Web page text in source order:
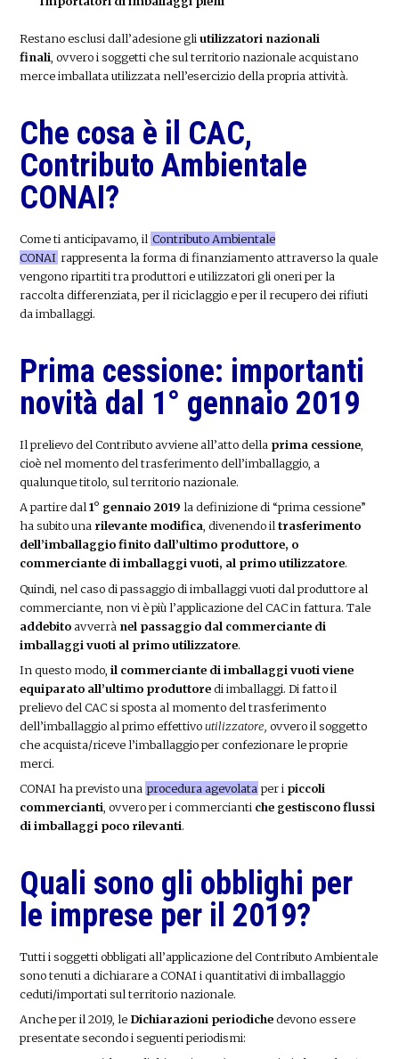
Restano esclusi dall’adesione gliutilizzatori nazionali
finali , ovvero i soggetti che sul territorio nazionale acquistano
merce imballata utilizzata nell’esercizio della propria attività.
Che cosa è il CAC,
Contributo Ambientale
CONAI?
Come ti anticipavamo, il Contributo Ambientale
CONAI rappresenta la forma di finanziamento attraverso la quale
vengono ripartiti tra produttori e utilizzatori gli oneri per la
raccolta differenziata, per il riciclaggio e per il recupero dei rifiuti
da imballaggi.
Prima cessione: importanti
novità dal 1° gennaio 2019
Il prelievo del Contributo avviene all’atto della prima cessione
cioè nel momento del trasferimento dell’imballaggio, a
qualunque titolo, sul territorio nazionale.
A partire dal1° gennaio 2019 la definizione di “prima cessione”
ha subito una rilevante modifica, divenendo iltrasferimento
dell’imballaggio finito dall’ultimo produttore, o
commerciante di imballaggi vuoti, al primo utilizzatore.
Quindi, nel caso di passaggio di imballaggi vuoti dal produttore al
commerciante, non vi è più l’applicazione del CAC in fattura. Tale
addebitoavverrà nel passaggio dal commerciante di
imballaggi vuoti al primo utilizzatore.
In questo modo,il commerciante di imballaggi vuoti viene
equiparato all’ultimo produttoredi imballaggi. Di fatto il
prelievo del CAC si sposta al momento del trasferimento
dell’imballaggio al primo effettivoutilizzatore,ovvero il soggetto
che acquista/riceve l’imballaggio per confezionare le proprie
merci.
CONAI ha previsto una procedura agevolata per i piccoli
commercianti , ovvero per i commercianti che gestiscono flussi
di imballaggi poco rilevanti.
Quali sono gli obblighi per
le imprese per il 2019?
Tutti i soggetti obbligati all’applicazione del Contributo Ambientale
sono tenuti a dichiarare a CONAI i quantitativi di imballaggio
ceduti/importati sul territorio nazionale.
Anche per il 2019, le Dichiarazioni periodichedevono essere
presentate secondo i seguenti periodismi: